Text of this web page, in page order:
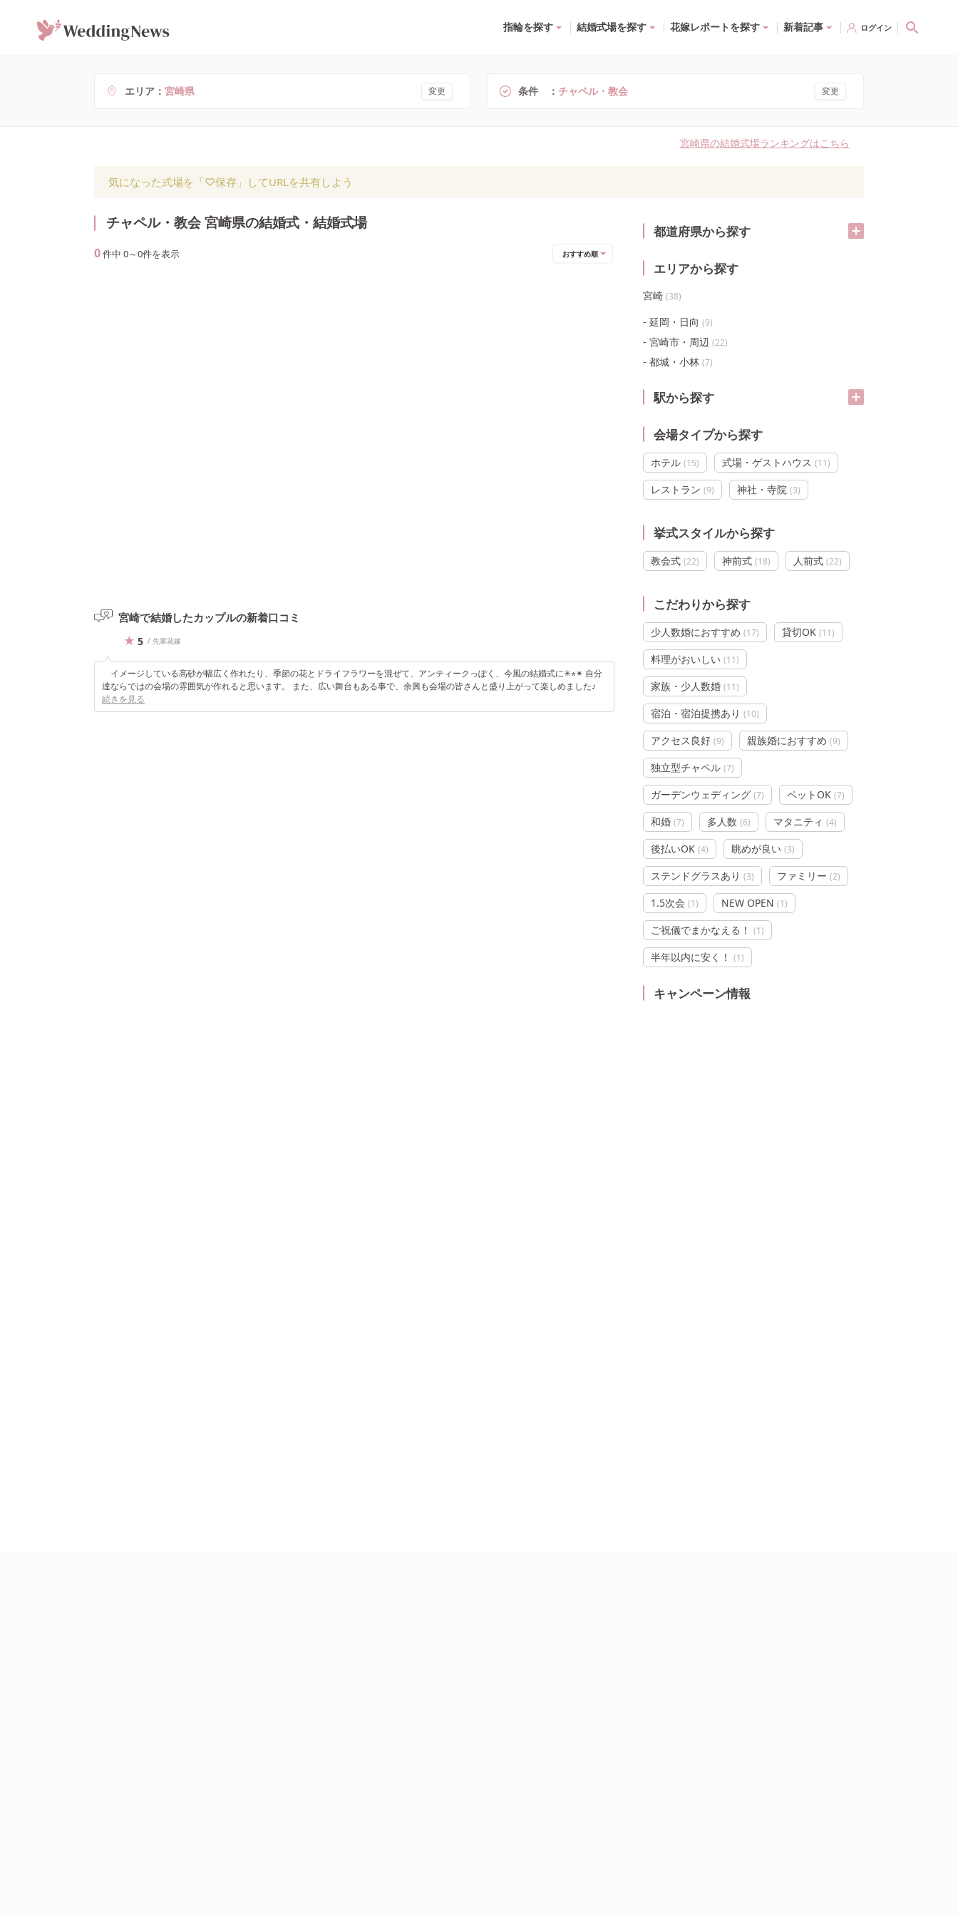
指輪を探す 結婚式場を探す 花嫁レポートを探す 新着記事 ログイン
エリア 宮崎県 変更 条件 チャペル・教会 変更
宮崎県の結婚式場ランキングはこちら
気になった式場を「♡保存」してURLを共有しよう
都道府県から探す
エリアから探す
宮崎 (38)
延岡・日向 (9)
宮崎市・周辺 (22)
都城・小林 (7)
駅から探す
会場タイプから探す
ホテル (15) 式場・ゲストハウス (11)
レストラン (9) 神社・寺院 (3)
挙式スタイルから探す
教会式 (22) 神前式 (18) 人前式 (22)
こだわりから探す
少人数婚におすすめ (17) 貸切OK (11)
料理がおいしい (11)
家族・少人数婚 (11)
宿泊・宿泊提携あり (10)
アクセス良好 (9) 親族婚におすすめ (9)
独立型チャペル (7)
ガーデンウェディング (7) ペットOK (7)
和婚 (7) 多人数 (6) マタニティ (4)
後払いOK (4) 眺めが良い (3)
ステンドグラスあり (3) ファミリー (2)
1.5次会 (1) NEW OPEN (1)
ご祝儀でまかなえる！ (1)
半年以内に安く！ (1)
キャンペーン情報
チャペル・教会 宮崎県の結婚式・結婚式場
0件中 0～0件を表示 おすすめ順
宮崎で結婚したカップルの新着口コミ
5 / 先輩花嫁
イメージしている高砂が幅広く作れたり、季節の花とドライフラワーを混ぜて、アンティークっぽく、今風の結婚式に✳︎⭐︎✴︎ 自分
達ならではの会場の雰囲気が作れると思います。 また、広い舞台もある事で、余興も会場の皆さんと盛り上がって楽しめました♪
続きを見る